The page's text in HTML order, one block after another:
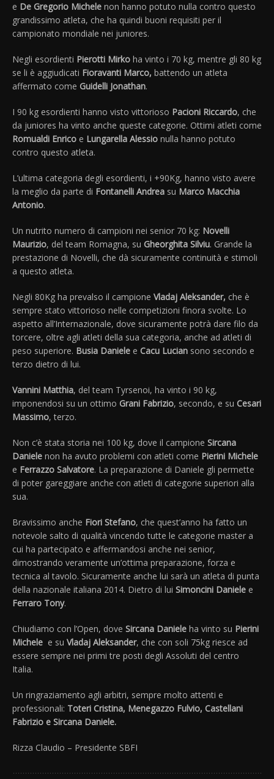
e De Gregorio Michele non hanno potuto nulla contro questo
grandissimo atleta, che ha quindi buoni requisiti per il
campionato mondiale nei juniores.
Negli esordienti Pierotti Mirko ha vinto i 70 kg, mentre gli 80 kg
se li è aggiudicati Fioravanti Marco, battendo un atleta
affermato come Guidelli Jonathan.
I 90 kg esordienti hanno visto vittorioso Pacioni Riccardo, che
da juniores ha vinto anche queste categorie. Ottimi atleti come
Romualdi Enrico e Lungarella Alessio nulla hanno potuto
contro questo atleta.
L’ultima categoria degli esordienti, i +90Kg, hanno visto avere
la meglio da parte di Fontanelli Andrea su Marco Macchia
Antonio.
Un nutrito numero di campioni nei senior 70 kg: Novelli
Maurizio, del team Romagna, su Gheorghita Silviu. Grande la
prestazione di Novelli, che dà sicuramente continuità e stimoli
a questo atleta.
Negli 80Kg ha prevalso il campione Vladaj Aleksander, che è
sempre stato vittorioso nelle competizioni finora svolte. Lo
aspetto all’Internazionale, dove sicuramente potrà dare filo da
torcere, oltre agli atleti della sua categoria, anche ad atleti di
peso superiore. Busia Daniele e Cacu Lucian sono secondo e
terzo dietro di lui.
Vannini Matthia, del team Tyrsenoi, ha vinto i 90 kg,
imponendosi su un ottimo Grani Fabrizio, secondo, e su Cesari
Massimo, terzo.
Non c’è stata storia nei 100 kg, dove il campione Sircana
Daniele non ha avuto problemi con atleti come Pierini Michele
e Ferrazzo Salvatore. La preparazione di Daniele gli permette
di poter gareggiare anche con atleti di categorie superiori alla
sua.
Bravissimo anche Fiori Stefano, che quest’anno ha fatto un
notevole salto di qualità vincendo tutte le categorie master a
cui ha partecipato e affermandosi anche nei senior,
dimostrando veramente un’ottima preparazione, forza e
tecnica al tavolo. Sicuramente anche lui sarà un atleta di punta
della nazionale italiana 2014. Dietro di lui Simoncini Daniele e
Ferraro Tony.
Chiudiamo con l’Open, dove Sircana Daniele ha vinto su Pierini
Michele e su Vladaj Aleksander, che con soli 75kg riesce ad
essere sempre nei primi tre posti degli Assoluti del centro
Italia.
Un ringraziamento agli arbitri, sempre molto attenti e
professionali: Toteri Cristina, Menegazzo Fulvio, Castellani
Fabrizio e Sircana Daniele.
Rizza Claudio – Presidente SBFI